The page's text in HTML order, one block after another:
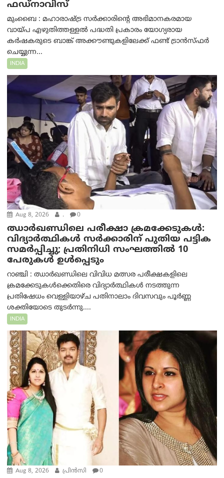
ഫഡ്‌നാവിസ്
മുംബൈ : മഹാരാഷ്ട്ര സർക്കാരിന്റെ അഭിമാനകരമായ
വായ്പ എഴുതിത്തള്ളൽ പദ്ധതി പ്രകാരം യോഗ്യരായ
കർഷകരുടെ ബാങ്ക് അക്കൗണ്ടുകളിലേക്ക് ഫണ്ട് ട്രാൻസ്ഫർ
ചെയ്യുന്ന...
INDIA
Aug 8, 2026 . 0
ഝാര്‍ഖണ്ഡിലെ പരീക്ഷാ ക്രമക്കേടുകള്‍:
വിദ്യാർത്ഥികൾ സർക്കാരിന് പുതിയ പട്ടിക
സമർപ്പിച്ചു; പ്രതിനിധി സംഘത്തിൽ 10
പേരുകൾ ഉൾപ്പെടും
റാഞ്ചി : ഝാർഖണ്ഡിലെ വിവിധ മത്സര പരീക്ഷകളിലെ
ക്രമക്കേടുകൾക്കെതിരെ വിദ്യാർത്ഥികൾ നടത്തുന്ന
പ്രതിഷേധം വെള്ളിയാഴ്ച പതിനാലാം ദിവസവും പൂർണ്ണ
ശക്തിയോടെ തുടർന്നു....
INDIA
Aug 8, 2026 പ്രിന്‍സി 0